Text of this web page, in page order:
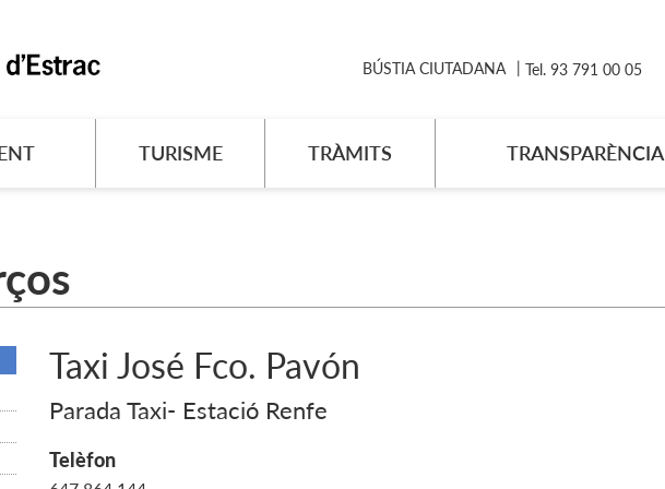
TURISME TRÀMITS TRANSPARÈNCIA
BÚSTIA CIUTADANA Tel. 93 791 00 05
Taxi José Fco. Pavón
Parada Taxi- Estació Renfe
Telèfon